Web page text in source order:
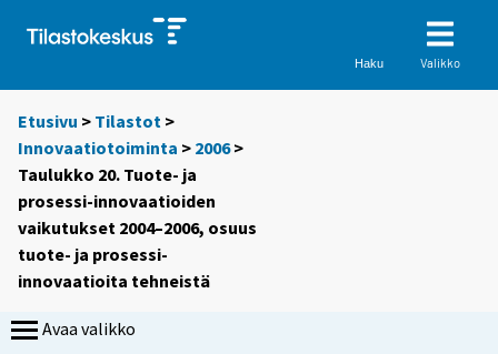
Haku Valikko
Etusivu > Tilastot >
Innovaatiotoiminta > 2006>
Taulukko 20. Tuote- ja
prosessi-innovaatioiden
vaikutukset 2004–2006, osuus
tuote- ja prosessi-
innovaatioita tehneistä
Avaa valikko